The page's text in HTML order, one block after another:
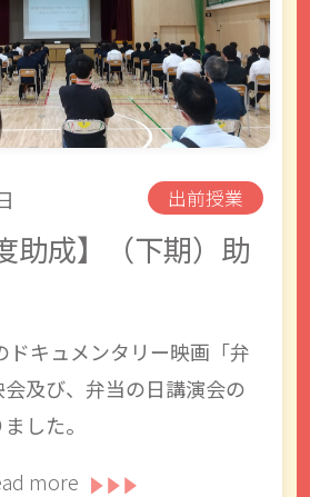
出前授業
助成】（下期）助
ドキュメンタリー映画「弁
及び、弁当の日講演会の
ました。
more